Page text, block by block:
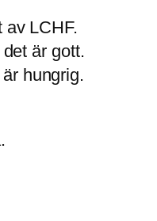
av LCHF.
är gott.
hungrig.